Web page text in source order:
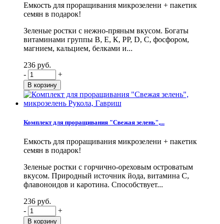
Емкость для проращивания микрозелени + пакетик
семян в подарок!
Зеленые ростки с нежно-пряным вкусом. Богаты
витаминами группы В, Е, К, PP, D, С, фосфором,
магнием, кальцием, белками и...
236 руб.
-
+
Комплект для проращивания "Свежая зелень",...
Емкость для проращивания микрозелени + пакетик
семян в подарок!
Зеленые ростки с горчично-ореховым островатым
вкусом. Природный источник йода, витамина С,
флавоноидов и каротина. Способствует...
236 руб.
-
+